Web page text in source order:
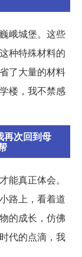
峨城堡。这些
种特殊材料的
了大量的材料
楼，我不禁感
再次回到母
能真正体会。
路上，看着道
的成长，仿佛
代的点滴，我